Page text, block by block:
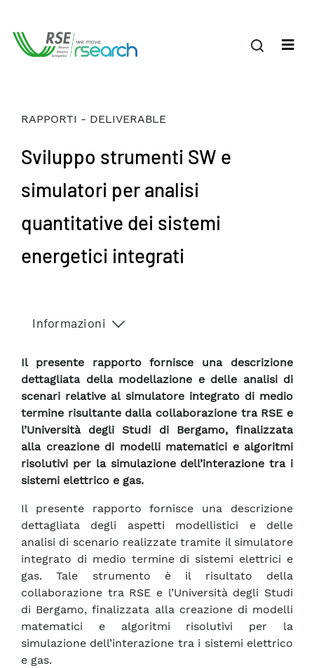
RAPPORTI - DELIVERABLE
Sviluppo strumenti SW e
simulatori per analisi
quantitative dei sistemi
energetici integrati
Informazioni
Il presente rapporto fornisce una descrizione
dettagliata della modellazione e delle analisi di
scenari relative al simulatore integrato di medio
termine risultante dalla collaborazione tra RSE e
l’Università degli Studi di Bergamo, finalizzata
alla creazione di modelli matematici e algoritmi
risolutivi per la simulazione dell’interazione tra i
sistemi elettrico e gas.
Il presente rapporto fornisce una descrizione
dettagliata degli aspetti modellistici e delle
analisi di scenario realizzate tramite il simulatore
integrato di medio termine di sistemi elettrici e
gas. Tale strumento è il risultato della
collaborazione tra RSE e l’Università degli Studi
di Bergamo, finalizzata alla creazione di modelli
matematici e algoritmi risolutivi per la
simulazione dell’interazione tra i sistemi elettrico
e gas.